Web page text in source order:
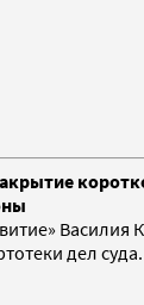
Василия
дел